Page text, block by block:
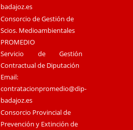
badajoz.es
Consorcio de Gestión de
Scios. Medioambientales
PROMEDIO
Servicio de Gestión
Contractual de Diputación
Email:
contratacionpromedio@dip-
badajoz.es
Consorcio Provincial de
Prevención y Extinción de